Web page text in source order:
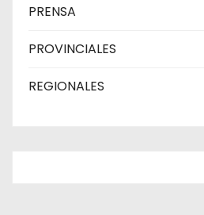
PRENSA
PROVINCIALES
REGIONALES